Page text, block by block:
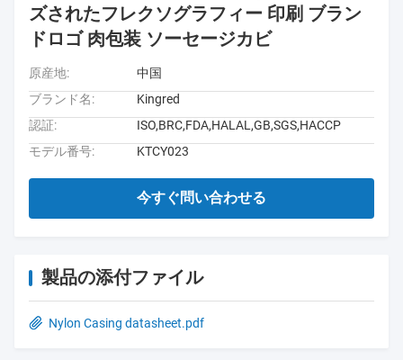
ズされたフレクソグラフィー 印刷 ブラン
ドロゴ 肉包装 ソーセージカビ
原産地:
中国
ブランド名:
Kingred
認証:
ISO,BRC,FDA,HALAL,GB,SGS,HACCP
モデル番号:
KTCY023
今すぐ問い合わせる
製品の添付ファイル
Nylon Casing datasheet.pdf